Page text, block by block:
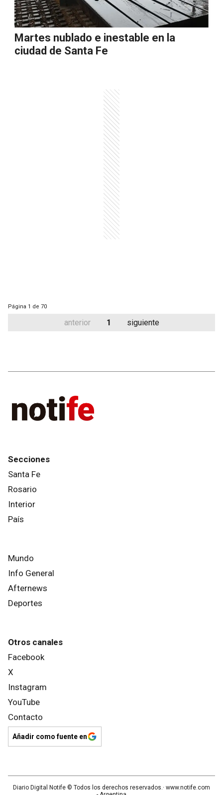
Martes nublado e inestable en la
ciudad de Santa Fe
Página 1 de 70
anterior 1 siguiente
Secciones
Santa Fe
Rosario
Interior
País
Mundo
Info General
Afternews
Deportes
Otros canales
Facebook
X
Instagram
YouTube
Contacto
Añadir como fuente en
Diario Digital Notife © Todos los derechos reservados.· www.notife.com